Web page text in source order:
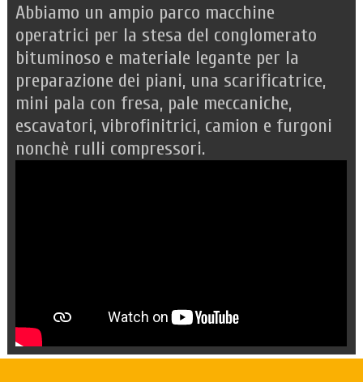
Abbiamo un ampio parco macchine
operatrici per la stesa del conglomerato
bituminoso e materiale legante per la
preparazione dei piani, una scarificatrice,
mini pala con fresa, pale meccaniche,
escavatori, vibrofinitrici, camion e furgoni
nonchè rulli compressori.